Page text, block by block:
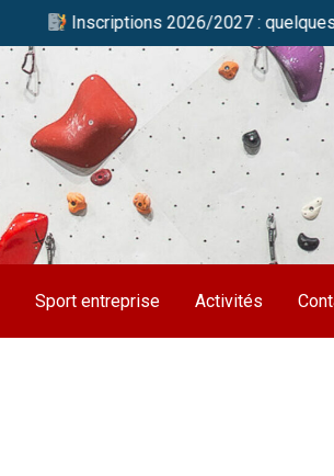
Inscriptions 2026/2027 : quelques
Sport entreprise Activités